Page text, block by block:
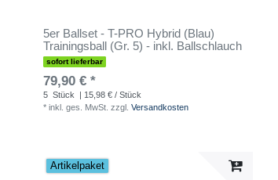
5er Ballset - T-PRO Hybrid (Blau)
Trainingsball (Gr. 5) - inkl. Ballschlauch
sofort lieferbar
79,90 € *
5 Stück
| 15,98 € / Stück
* inkl. ges. MwSt. zzgl. Versandkosten
Artikelpaket